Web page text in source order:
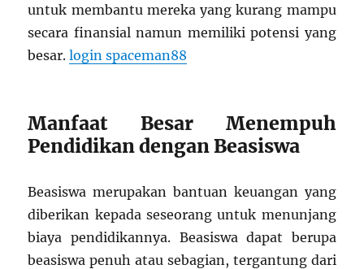
untuk membantu mereka yang kurang mampu
secara finansial namun memiliki potensi yang
besar.login spaceman88
Manfaat Besar Menempuh
Pendidikan dengan Beasiswa
Beasiswa merupakan bantuan keuangan yang
diberikan kepada seseorang untuk menunjang
biaya pendidikannya. Beasiswa dapat berupa
beasiswa penuh atau sebagian, tergantung dari